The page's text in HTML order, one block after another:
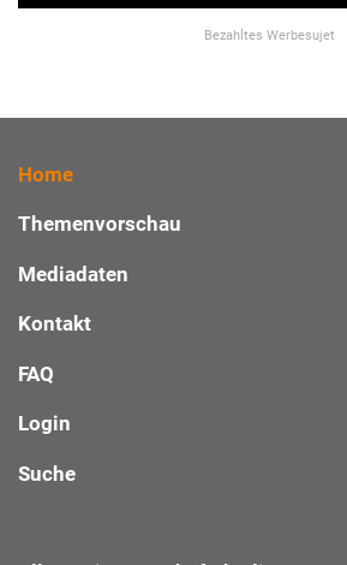
Bezahltes Werbesujet
Home
Themenvorschau
Mediadaten
Kontakt
FAQ
Login
Suche